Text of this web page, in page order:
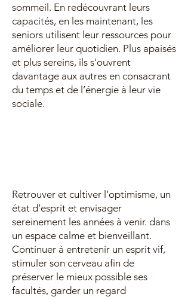
sommeil. En redécouvrant leurs
capacités, en les maintenant, les
seniors utilisent leur ressources pour
améliorer leur quotidien. Plus apaisés
et plus sereins, ils s'ouvrent
davantage aux autres en consacrant
du temps et de l’énergie à leur vie
sociale.
Retrouver et cultiver l’optimisme, un
état d’esprit et envisager
sereinement les années à venir. dans
un espace calme et bienveillant.
Continuer à entretenir un esprit vif,
stimuler son cerveau afin de
préserver le mieux possible ses
facultés, garder un regard